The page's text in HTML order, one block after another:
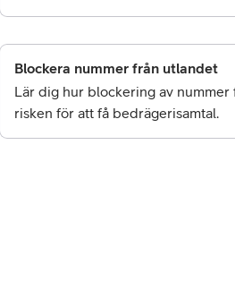
Blockera nummer från utlandet
Lär dig hur blockering av nummer
risken för att få bedrägerisamtal.